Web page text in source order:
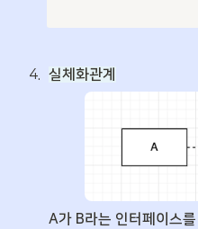
4. 실체화관계
A가 B라는 인터페이스